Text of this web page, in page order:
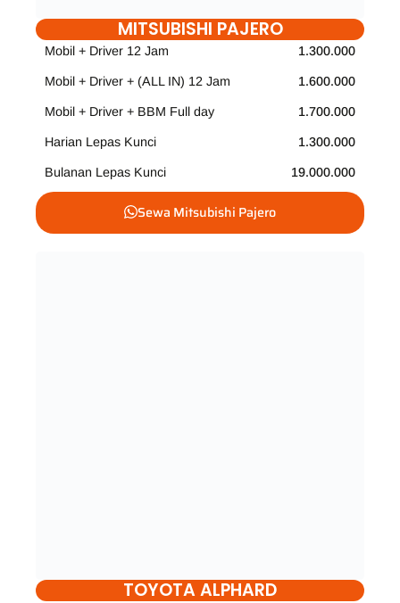
MITSUBISHI PAJERO
Mobil + Driver 12 Jam 1.300.000
Mobil + Driver + (ALL IN) 12 Jam 1.600.000
Mobil + Driver + BBM Full day 1.700.000
Harian Lepas Kunci 1.300.000
Bulanan Lepas Kunci 19.000.000
Sewa Mitsubishi Pajero
TOYOTA ALPHARD